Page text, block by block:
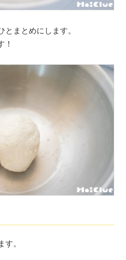
とまとめにします。
！
す。